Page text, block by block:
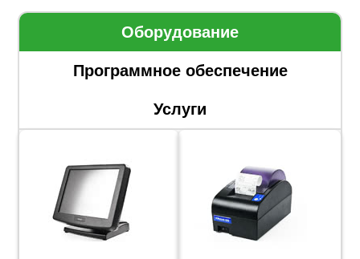
Оборудование
Программное обеспечение
Услуги